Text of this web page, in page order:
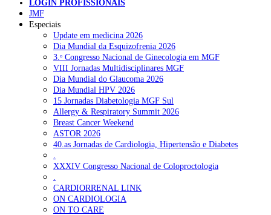
NOTÍCIAS RECENTES
Quase 11.900 jovens recorreram aos cheques psicólogo e
nutricionista no primeiro mês 7 de Agosto, 2026
ULS de Coimbra estreia cirurgia endoscópica do ouvido com
apoio robótico em Portugal 7 de Agosto, 2026
Enfermeiros exigem esclarecimentos sobre eventual gestão
privada da ULS do Algarve
Ordem dos Médicos alerta para riscos no novo sistema de acesso
a consultas e cirurgias 7 de Agosto, 2026
Portugal está a formar os médicos de que precisa?
2026
LOGIN PROFISSIONAIS
JMF
Especiais
Update em medicina 2026
Dia Mundial da Esquizofrenia 2026
3.ᵒ Congresso Nacional de Ginecologia em MGF
VIII Jornadas Multidisciplinares MGF
Dia Mundial do Glaucoma 2026
Dia Mundial HPV 2026
15 Jornadas Diabetologia MGF Sul
Allergy & Respiratory Summit 2026
Breast Cancer Weekend
ASTOR 2026
40.as Jornadas de Cardiologia, Hipertensão e Diabetes
.
XXXIV Congresso Nacional de Coloproctologia
.
CARDIORRENAL LINK
ON CARDIOLOGIA
ON TO CARE